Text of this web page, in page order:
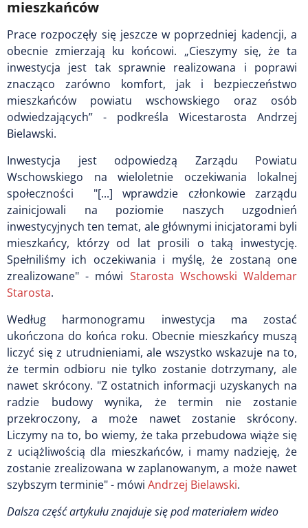
mieszkańców
Prace rozpoczęły się jeszcze w poprzedniej kadencji, a
obecnie zmierzają ku końcowi. „Cieszymy się, że ta
inwestycja jest tak sprawnie realizowana i poprawi
znacząco zarówno komfort, jak i bezpieczeństwo
mieszkańców powiatu wschowskiego oraz osób
odwiedzających” - podkreśla Wicestarosta Andrzej
Bielawski.
Inwestycja jest odpowiedzą Zarządu Powiatu
Wschowskiego na wieloletnie oczekiwania lokalnej
społeczności "[...] wprawdzie członkowie zarządu
zainicjowali na poziomie naszych uzgodnień
inwestycyjnych ten temat, ale głównymi inicjatorami byli
mieszkańcy, którzy od lat prosili o taką inwestycję.
Spełniliśmy ich oczekiwania i myślę, że zostaną one
zrealizowane" - mówi Starosta Wschowski Waldemar
Starosta.
Według harmonogramu inwestycja ma zostać
ukończona do końca roku. Obecnie mieszkańcy muszą
liczyć się z utrudnieniami, ale wszystko wskazuje na to,
że termin odbioru nie tylko zostanie dotrzymany, ale
nawet skrócony. "Z ostatnich informacji uzyskanych na
radzie budowy wynika, że termin nie zostanie
przekroczony, a może nawet zostanie skrócony.
Liczymy na to, bo wiemy, że taka przebudowa wiąże się
z uciążliwością dla mieszkańców, i mamy nadzieję, że
zostanie zrealizowana w zaplanowanym, a może nawet
szybszym terminie" - mówi Andrzej Bielawski.
Dalsza część artykułu znajduje się pod materiałem wideo